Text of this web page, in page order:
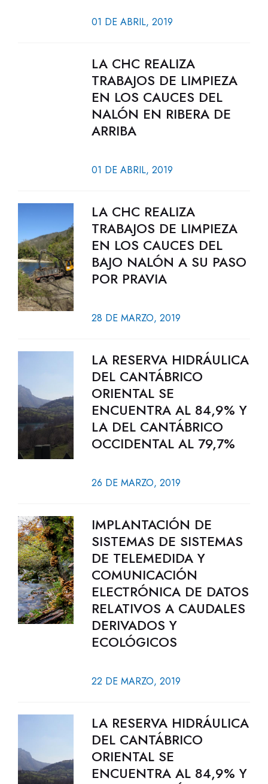
01 DE ABRIL, 2019
LA CHC REALIZA
TRABAJOS DE LIMPIEZA
EN LOS CAUCES DEL
NALÓN EN RIBERA DE
ARRIBA
01 DE ABRIL, 2019
LA CHC REALIZA
TRABAJOS DE LIMPIEZA
EN LOS CAUCES DEL
BAJO NALÓN A SU PASO
POR PRAVIA
28 DE MARZO, 2019
LA RESERVA HIDRÁULICA
DEL CANTÁBRICO
ORIENTAL SE
ENCUENTRA AL 84,9% Y
LA DEL CANTÁBRICO
OCCIDENTAL AL 79,7%
26 DE MARZO, 2019
IMPLANTACIÓN DE
SISTEMAS DE SISTEMAS
DE TELEMEDIDA Y
COMUNICACIÓN
ELECTRÓNICA DE DATOS
RELATIVOS A CAUDALES
DERIVADOS Y
ECOLÓGICOS
22 DE MARZO, 2019
LA RESERVA HIDRÁULICA
DEL CANTÁBRICO
ORIENTAL SE
ENCUENTRA AL 84,9% Y